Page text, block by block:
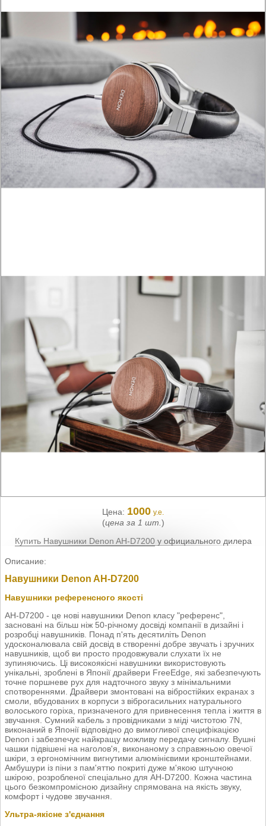
Цена: 1000 у.е.
(цена за 1 шт. )
Купить Навушники Denon AH-D7200у официального дилера
Описание:
Навушники Denon AH-D7200
Навушники референсного якості
AH-D7200 - це нові навушники Denon класу "референс",
засновані на більш ніж 50-річному досвіді компанії в дизайні і
розробці навушників. Понад п'ять десятиліть Denon
удосконалювала свій досвід в створенні добре звучать і зручних
навушників, щоб ви просто продовжували слухати їх не
зупиняючись. Ці високоякісні навушники використовують
унікальні, зроблені в Японії драйвери FreeEdge, які забезпечують
точне поршневе рух для надточного звуку з мінімальними
спотвореннями. Драйвери змонтовані на вібростійких екранах з
смоли, вбудованих в корпуси з віброгасильних натурального
волоського горіха, призначеного для привнесення тепла і життя в
звучання. Сумний кабель з провідниками з міді чистотою 7N,
виконаний в Японії відповідно до вимогливої специфікацією
Denon і забезпечує найкращу можливу передачу сигналу. Вушні
чашки підвішені на наголов'я, виконаному з справжньою овечої
шкіри, з ергономічним вигнутими алюмінієвими кронштейнами.
Амбушури із піни з пам'яттю покриті дуже м'якою штучною
шкірою, розробленої спеціально для AH-D7200. Кожна частина
цього безкомпромісною дизайну спрямована на якість звуку,
комфорт і чудове звучання.
Ультра-якісне з'єднання